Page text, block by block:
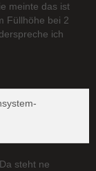
meinte das ist
Füllhöhe bei 2
ich
steht ne